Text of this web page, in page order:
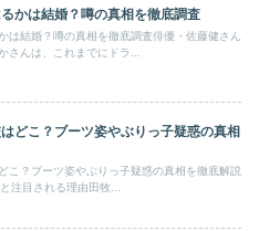
かは結婚？噂の真相を徹底調査
は結婚？噂の真相を徹底調査俳優・佐藤健さん
さんは、これまでにドラ...
どこ？ブーツ姿やぶりっ子疑惑の真相
こ？ブーツ姿やぶりっ子疑惑の真相を徹底解説
注目される理由田牧...